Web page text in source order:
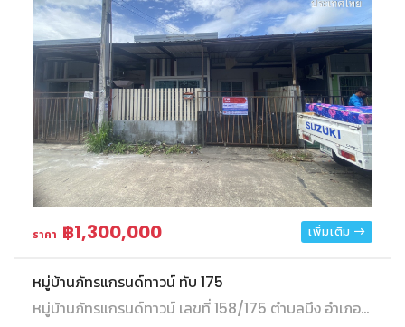
ราคา ฿1,300,000 เพิ่มเติม
หมู่บ้านภัทรแกรนด์ทาวน์ ทับ 175
หมู่บ้านภัทรแกรนด์ทาวน์ เลขที่ 158/175 ตำบลบึง อำเภอศรีราชา จังหวัดชลบุรี